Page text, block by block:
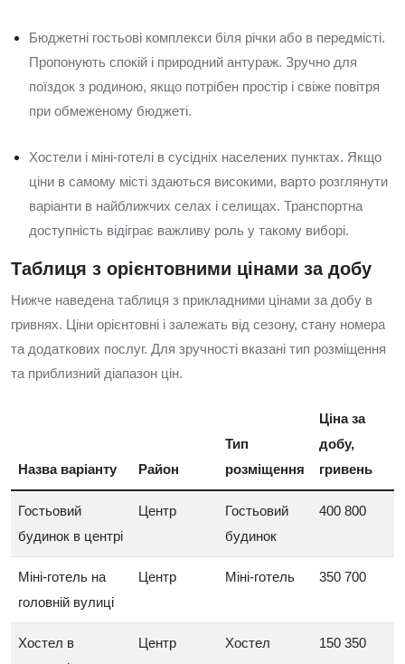
Бюджетні гостьові комплекси біля річки або в передмісті.
Пропонують спокій і природний антураж. Зручно для
поїздок з родиною, якщо потрібен простір і свіже повітря
при обмеженому бюджеті.
Хостели і міні-готелі в сусідніх населених пунктах. Якщо
ціни в самому місті здаються високими, варто розглянути
варіанти в найближчих селах і селищах. Транспортна
доступність відіграє важливу роль у такому виборі.
Таблиця з орієнтовними цінами за добу
Нижче наведена таблиця з прикладними цінами за добу в
гривнях. Ціни орієнтовні і залежать від сезону, стану номера
та додаткових послуг. Для зручності вказані тип розміщення
та приблизний діапазон цін.
Назва варіанту Район
Тип
розміщення
Ціна за
добу,
гривень
Гостьовий
будинок в центрі
Центр
Гостьовий
будинок
400 800
Міні-готель на
головній вулиці
Центр Міні-готель 350 700
Хостел в
Центр Хостел 150 350